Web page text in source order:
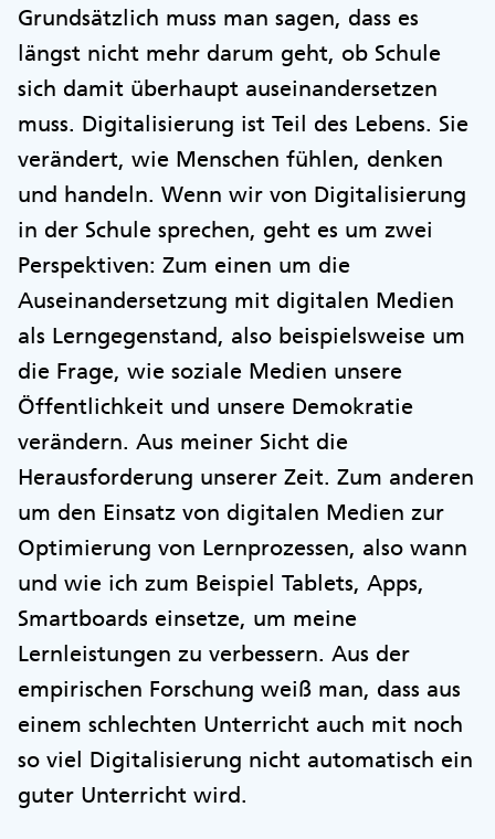
Grundsätzlich muss man sagen, dass es
längst nicht mehr darum geht, ob Schule
sich damit überhaupt auseinandersetzen
muss. Digitalisierung ist Teil des Lebens. Sie
verändert, wie Menschen fühlen, denken
und handeln. Wenn wir von Digitalisierung
in der Schule sprechen, geht es um zwei
Perspektiven: Zum einen um die
Auseinandersetzung mit digitalen Medien
als Lerngegenstand, also beispielsweise um
die Frage, wie soziale Medien unsere
Öffentlichkeit und unsere Demokratie
verändern. Aus meiner Sicht die
Herausforderung unserer Zeit. Zum anderen
um den Einsatz von digitalen Medien zur
Optimierung von Lernprozessen, also wann
und wie ich zum Beispiel Tablets, Apps,
Smartboards einsetze, um meine
Lernleistungen zu verbessern. Aus der
empirischen Forschung weiß man, dass aus
einem schlechten Unterricht auch mit noch
so viel Digitalisierung nicht automatisch ein
guter Unterricht wird.